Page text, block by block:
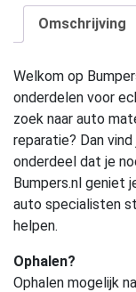
Omschrijving
Welkom op
onderdelen voor
zoek naar auto
reparatie? Dan
onderdeel dat je
Bumpers.nl geniet
auto specialisten
helpen.
Ophalen?
Ophalen mogelijk